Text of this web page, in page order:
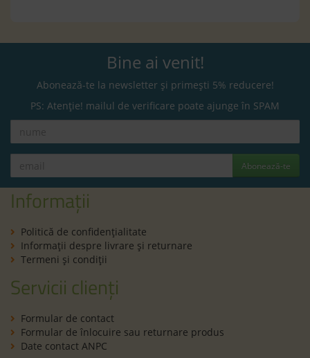
Bine ai venit!
Abonează-te la newsletter și primești 5% reducere!
PS: Atenție! mailul de verificare poate ajunge în SPAM
Abonează-te
Informații
Politică de confidenţialitate
Informaţii despre livrare și returnare
Termeni şi condiţii
Servicii clienți
Formular de contact
Formular de înlocuire sau returnare produs
Date contact ANPC